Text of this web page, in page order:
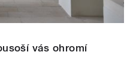
vás ohromí